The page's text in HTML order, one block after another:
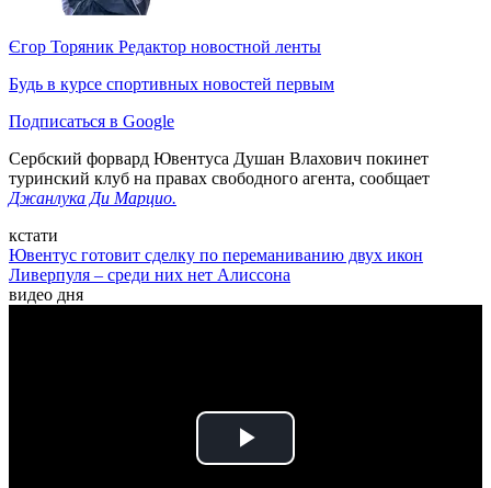
Єгор Торяник Редактор новостной ленты
Будь в курсе спортивных новостей первым
Подписаться в Google
Сербский форвард Ювентуса Душан Влахович покинет
туринский клуб на правах свободного агента, сообщает
Джанлука Ди Марцио.
кстати
Ювентус готовит сделку по переманиванию двух икон
Ливерпуля – среди них нет Алиссона
видео дня
Play